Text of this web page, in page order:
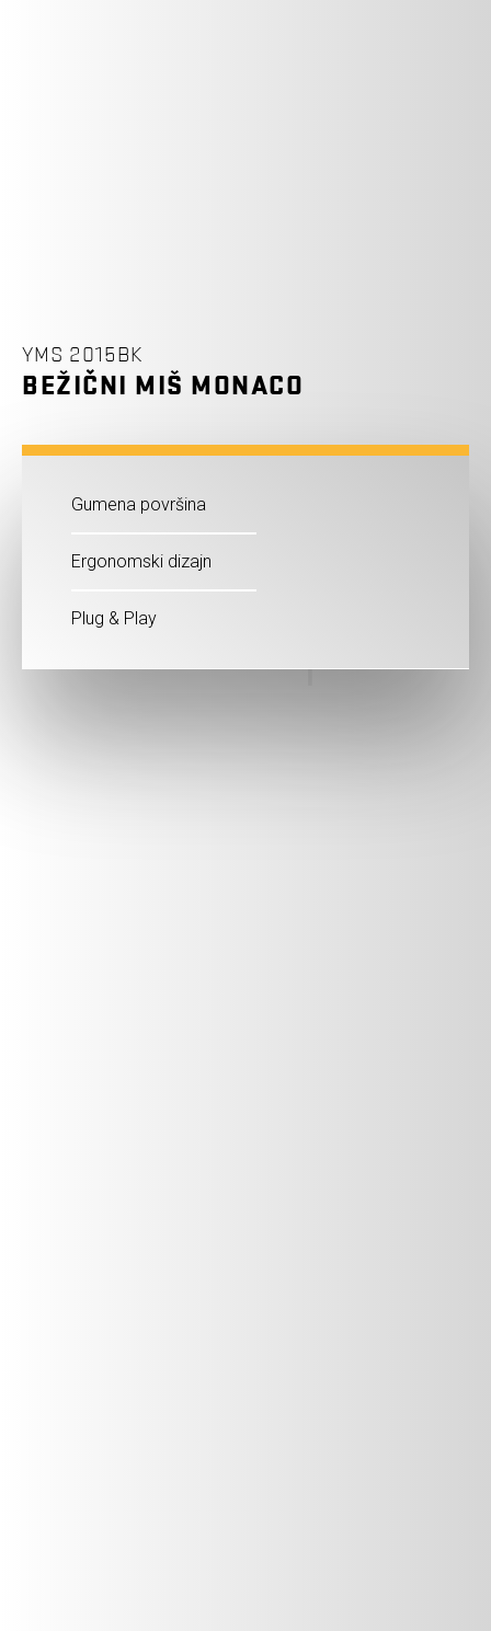
YMS 2015BK
BEŽIČNI MIŠ MONACO
Gumena površina
Ergonomski dizajn
Plug & Play